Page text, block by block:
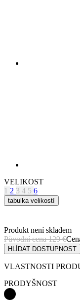
VELIKOST
1 2 3 4 5 6
tabulka velikostí
Produkt není skladem
Původní cena129 €
HLÍDAT DOSTUPNOST
VLASTNOSTI
PRODYŠNOST